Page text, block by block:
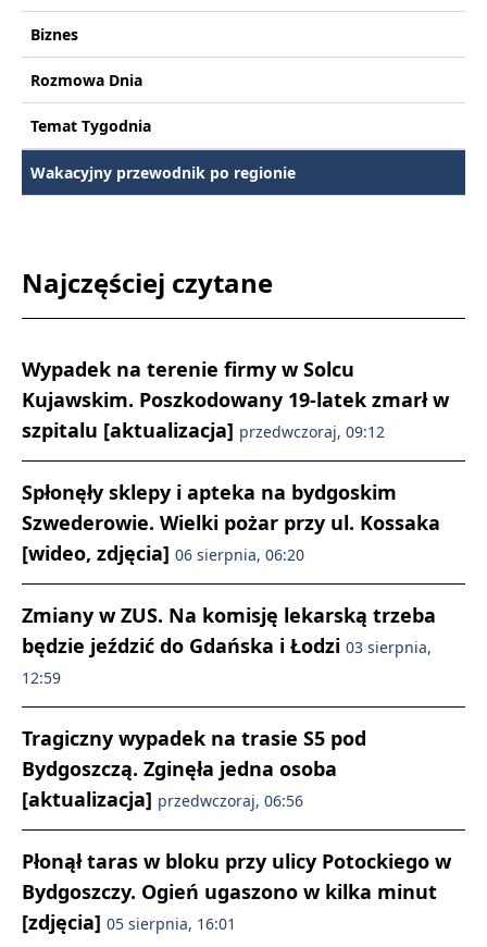
Biznes
Rozmowa Dnia
Temat Tygodnia
Wakacyjny przewodnik po regionie
Najczęściej czytane
Wypadek na terenie firmy w Solcu
Kujawskim. Poszkodowany 19-latek zmarł w
szpitalu [aktualizacja] przedwczoraj, 09:12
Spłonęły sklepy i apteka na bydgoskim
Szwederowie. Wielki pożar przy ul. Kossaka
[wideo, zdjęcia] 06 sierpnia, 06:20
Zmiany w ZUS. Na komisję lekarską trzeba
będzie jeździć do Gdańska i Łodzi 03 sierpnia,
12:59
Tragiczny wypadek na trasie S5 pod
Bydgoszczą. Zginęła jedna osoba
[aktualizacja] przedwczoraj, 06:56
Płonął taras w bloku przy ulicy Potockiego w
Bydgoszczy. Ogień ugaszono w kilka minut
[zdjęcia] 05 sierpnia, 16:01